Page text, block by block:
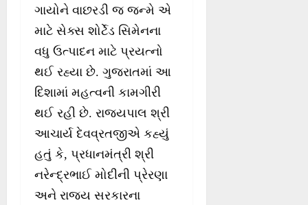
ગાયોને વાછરડી જ જન્મે એ
માટે સેક્સ શોર્ટેડ સિમેનના
વધુ ઉત્પાદન માટે પ્રયત્નો
થઈ રહ્યા છે. ગુજરાતમાં આ
દિશામાં મહત્વની કામગીરી
થઈ રહી છે. રાજ્યપાલ શ્રી
આચાર્ય દેવવ્રતજીએ કહ્યું
હતું કે, પ્રધાનમંત્રી શ્રી
નરેન્દ્રભાઈ મોદીની પ્રેરણા
અને રાજ્ય સરકારના